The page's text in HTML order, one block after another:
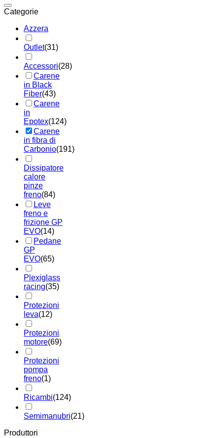
Categorie
Azzera
Outlet(31)
Accessori(28)
Carene
in Black
Fiber(43)
Carene
in
Epotex(124)
Carene
in fibra di
Carbonio(191)
Dissipatore
calore
pinze
freno(84)
Leve
freno e
frizione GP
EVO(14)
Pedane
GP
EVO(65)
Plexiglass
racing(35)
Protezioni
leva(12)
Protezioni
motore(69)
Protezioni
pompa
freno(1)
Ricambi(124)
Semimanubri(21)
Produttori